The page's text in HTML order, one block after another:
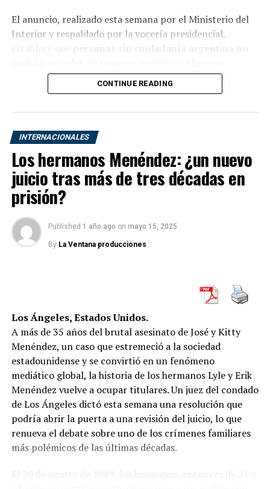
El anuncio, realizado esta semana por el Ministerio del
Interior y respaldado por la vocería presidencial,
servicios públicos, incluyendo prestaciones de salud y
educación, salvo en casos de emergencia o tratados
“Los recursos del Estado son limitados y deben ser
asignados con racionalidad. No podemos seguir
financiando un sistema donde ciudadanos de otros
países vienen a aprovechar servicios que deberían estar
destinados prioritariamente a los argentinos”, declaró el
portavoz presidencial, Manuel Adorni, en conferencia
de prensa.
Reacciones inmediatas
ámbito local como internacional. Organismos de
derechos humanos, sindicatos del sector público y
asociaciones de migrantes expresaron su preocupación
por lo que consideran una políticadiscriminatoriay
contraria a los principios básicos de acceso
universal.
“Se está criminalizando la migración y debilitando el
sistema de salud y educación pública en nombre del
ajuste económico”, dijo a este medio Mariana Córdoba,
directora de la ONG Migrantes Unidos. “Muchas de estas
personas trabajan, tributan y son parte activa de la
CONTINUE READING
INTERNACIONALES
Los hermanos Menéndez: ¿un nuevo
juicio tras más de tres décadas en
prisión?
Published 1 año ago on mayo 15, 2025
By La Ventana producciones
Los Ángeles, Estados Unidos.
A más de 35 años del brutal asesinato de José y Kitty
Menéndez, un caso que estremeció a la sociedad
estadounidense y se convirtió en un fenómeno
mediático global, la historia de los hermanos Lyle y Erik
Menéndez vuelve a ocupar titulares. Un juez del condado
de Los Ángeles dictó esta semana una resolución que
podría abrir la puerta a una revisión del juicio, lo que
renueva el debate sobre uno de los crímenes familiares
más polémicos de las últimas décadas.